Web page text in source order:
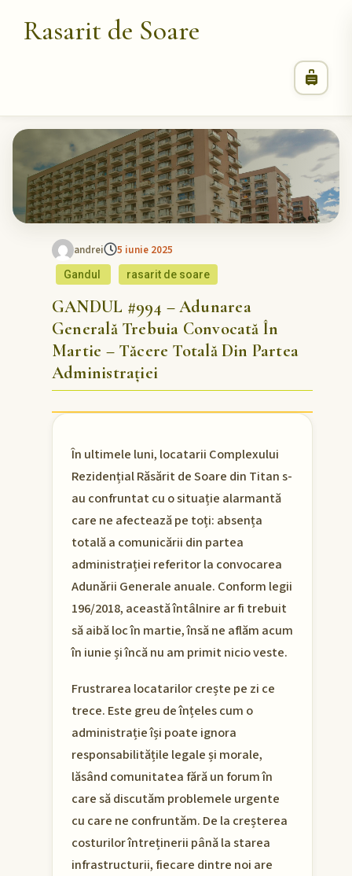
Rasarit de Soare
andrei 5 iunie 2025
Gandul rasarit de soare
GANDUL #994 – Adunarea
Generală Trebuia Convocată În
Martie – Tăcere Totală Din Partea
Administrației
În ultimele luni, locatarii Complexului
Rezidențial Răsărit de Soare din Titan s-
au confruntat cu o situație alarmantă
care ne afectează pe toți: absența
totală a comunicării din partea
administrației referitor la convocarea
Adunării Generale anuale. Conform legii
196/2018, această întâlnire ar fi trebuit
să aibă loc în martie, însă ne aflăm acum
în iunie și încă nu am primit nicio veste.
Frustrarea locatarilor crește pe zi ce
trece. Este greu de înțeles cum o
administrație își poate ignora
responsabilitățile legale și morale,
lăsând comunitatea fără un forum în
care să discutăm problemele urgente
cu care ne confruntăm. De la creșterea
costurilor întreținerii până la starea
infrastructurii, fiecare dintre noi are